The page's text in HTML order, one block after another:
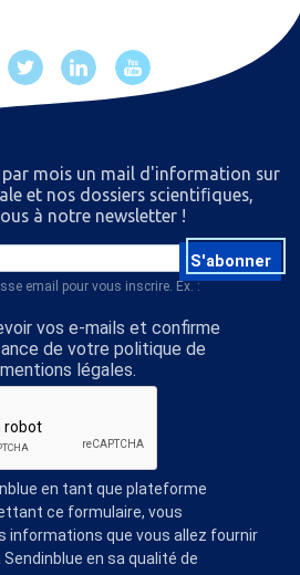
mois un mail d'information sur
et nos dossiers scientiﬁques,
à notre newsletter !
S'abonner
email pour vous inscrire. Ex. :
vos e-mails et confirme
de votre politique de
légales.
en tant que plateforme
ce formulaire, vous
informations que vous allez fournir
en sa qualité de